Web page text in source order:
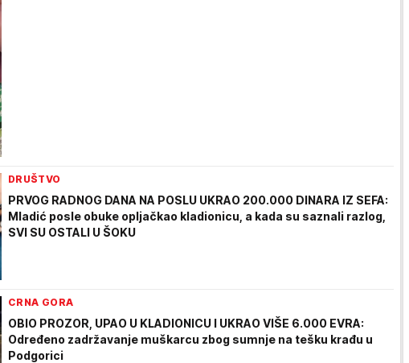
DRUŠTVO
PRVOG RADNOG DANA NA POSLU UKRAO 200.000 DINARA IZ SEFA:
Mladić posle obuke opljačkao kladionicu, a kada su saznali razlog,
SVI SU OSTALI U ŠOKU
CRNA GORA
OBIO PROZOR, UPAO U KLADIONICU I UKRAO VIŠE 6.000 EVRA:
Određeno zadržavanje muškarcu zbog sumnje na tešku krađu u
Podgorici